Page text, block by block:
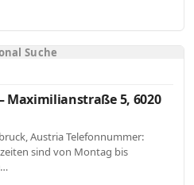
Suche
Maximilianstraße 5, 6020
Austria Telefonnummer:
sind von Montag bis